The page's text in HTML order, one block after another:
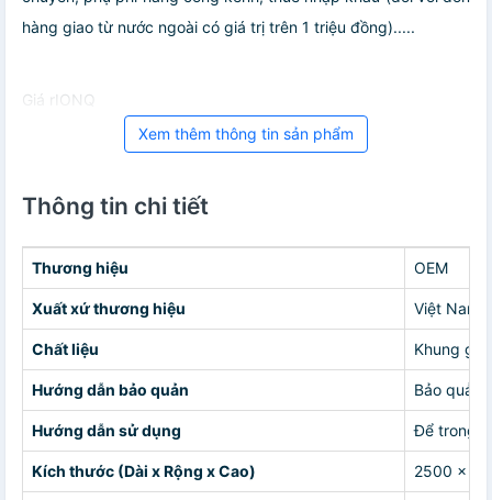
hàng giao từ nước ngoài có giá trị trên 1 triệu đồng).....
Giá rIONQ
Xem thêm thông tin sản phẩm
Thông tin chi tiết
Thương hiệu OEM
Xuất xứ thương hiệu Việt Nam
Chất liệu Khung gỗ
Hướng dẫn bảo quản Bảo quản
Hướng dẫn sử dụng Để trong
Kích thước (Dài x Rộng x Cao) 2500 x